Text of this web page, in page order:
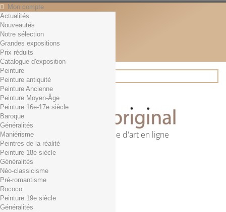
Mon compte
Contact
Français
English
Français
Actualités
Rechercher
Première librairie d'art en ligne
Panier (vide)
Aucun produit
0,01€ dès 29€ d'achat
0,00 € Total
Commander
Actualités
Nouveautés
Notre sélection
Grandes expositions
Prix réduits
Catalogue d'exposition
Peinture
Peinture antiquité
Peinture Ancienne
Peinture Moyen-Âge
Peinture 16e-17e siècle
Baroque
Généralités
Maniérisme
Peintres de la réalité
Peinture 18e siècle
Généralités
Néo-classicisme
Pré-romantisme
Rococo
Peinture 19e siècle
Généralités